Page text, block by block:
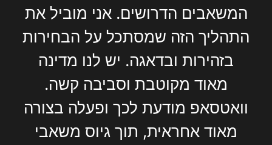
המשאבים הדרושים. אני מוביל את
התהליך הזה שמסתכל על הבחירות
בזהירות ובדאגה. יש לנו מדינה
מאוד מקוטבת וסביבה קשה.
וואטסאפ מודעת לכך ופעלה בצורה
מאוד אחראית, תוך גיוס משאבי